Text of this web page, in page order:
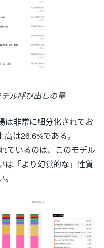
ル呼び出しの量
は非常に細分化されてお
は26.6%である。
ているのは、このモデル
は「より幻覚的な」性質